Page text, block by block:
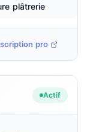
plâtrerie
pro
Actif